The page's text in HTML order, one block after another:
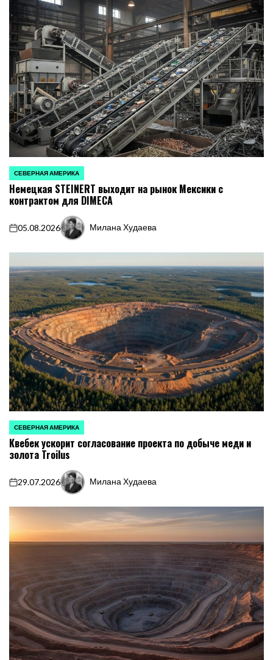
ОПУБЛИКОВАНО
В
СЕВЕРНАЯ АМЕРИКА
Немецкая STEINERT выходит на рынок Мексики с
контрактом для DIMECA
on
05.08.2026
Запись
Милана Худаева
ОПУБЛИКОВАНО
В
СЕВЕРНАЯ АМЕРИКА
Квебек ускорит согласование проекта по добыче меди и
золота Troilus
on
29.07.2026
Запись
Милана Худаева